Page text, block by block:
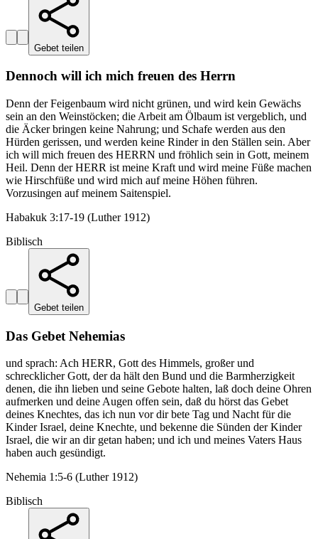
Gebet teilen
Dennoch will ich mich freuen des Herrn
Denn der Feigenbaum wird nicht grünen, und wird kein Gewächs
sein an den Weinstöcken; die Arbeit am Ölbaum ist vergeblich, und
die Äcker bringen keine Nahrung; und Schafe werden aus den
Hürden gerissen, und werden keine Rinder in den Ställen sein. Aber
ich will mich freuen des HERRN und fröhlich sein in Gott, meinem
Heil. Denn der HERR ist meine Kraft und wird meine Füße machen
wie Hirschfüße und wird mich auf meine Höhen führen.
Vorzusingen auf meinem Saitenspiel.
Habakuk 3:17-19 (Luther 1912)
Biblisch
Gebet teilen
Das Gebet Nehemias
und sprach: Ach HERR, Gott des Himmels, großer und
schrecklicher Gott, der da hält den Bund und die Barmherzigkeit
denen, die ihn lieben und seine Gebote halten, laß doch deine Ohren
aufmerken und deine Augen offen sein, daß du hörst das Gebet
deines Knechtes, das ich nun vor dir bete Tag und Nacht für die
Kinder Israel, deine Knechte, und bekenne die Sünden der Kinder
Israel, die wir an dir getan haben; und ich und meines Vaters Haus
haben auch gesündigt.
Nehemia 1:5-6 (Luther 1912)
Biblisch